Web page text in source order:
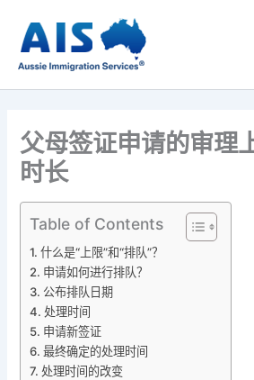
父母签证申请的审理
时长
Table of Contents
什么是“上限”和“排队”？
申请如何进行排队？
公布排队日期
处理时间
申请新签证
最终确定的处理时间
处理时间的改变